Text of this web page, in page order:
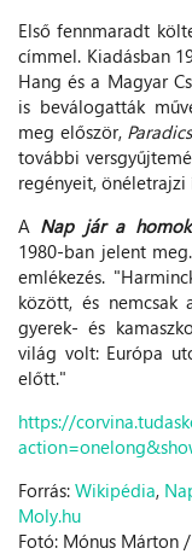
Első fennmaradt
címmel. Kiadásban
Hang és a Magyar
is beválogatták
meg először,
további
regényeit,
A Nap jár a
1980-ban jelent
emlékezés.
között, és nemcsak
gyerek- és
világ volt: Európa
előtt."
https://
Forrás: Wikipédia,
Moly.hu
Fotó: Mónus Márton